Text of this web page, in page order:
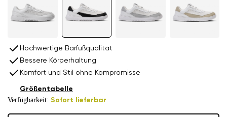
Hochwertige Barfußqualität
Bessere Körperhaltung
Komfort und Stil ohne Kompromisse
Verfügbarkeit: Sofort lieferbar
Größentabelle